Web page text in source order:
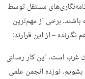
مستقل توسط
باشند. برخی از مهم‌ترین
– از این قرارند:
است. این کار رسالتی
نوزده انجمن علمی